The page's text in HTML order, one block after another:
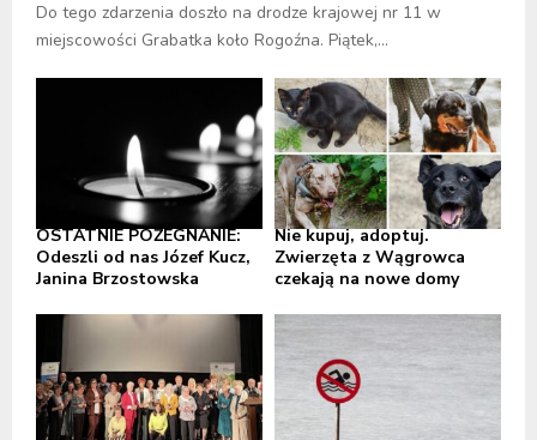
Do tego zdarzenia doszło na drodze krajowej nr 11 w
miejscowości Grabatka koło Rogoźna. Piątek,...
OSTATNIE POŻEGNANIE:
Odeszli od nas Józef Kucz,
Janina Brzostowska
Nie kupuj, adoptuj.
Zwierzęta z Wągrowca
czekają na nowe domy